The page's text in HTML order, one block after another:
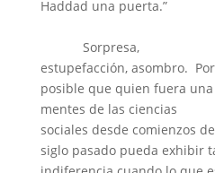
Haddad una puerta.”
Sorpresa,
estupefacción, asombro.
posible que quien fuera
mentes de las ciencias
sociales desde comienzos
siglo pasado pueda exhibir